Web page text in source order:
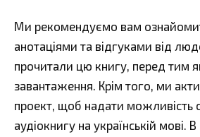
Ми рекомендуємо вам
анотаціями та відгуками від
прочитали цю книгу, перед тим
завантаження. Крім того, ми
проект, щоб надати можливість
аудіокнигу на українській мові.